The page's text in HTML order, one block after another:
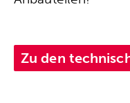
Zu den